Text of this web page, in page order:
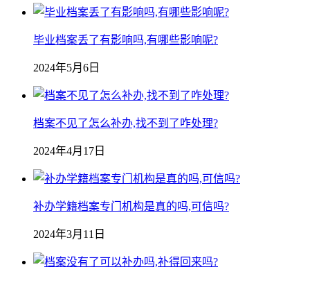
毕业档案丢了有影响吗,有哪些影响呢?
2024年5月6日
档案不见了怎么补办,找不到了咋处理?
2024年4月17日
补办学籍档案专门机构是真的吗,可信吗?
2024年3月11日